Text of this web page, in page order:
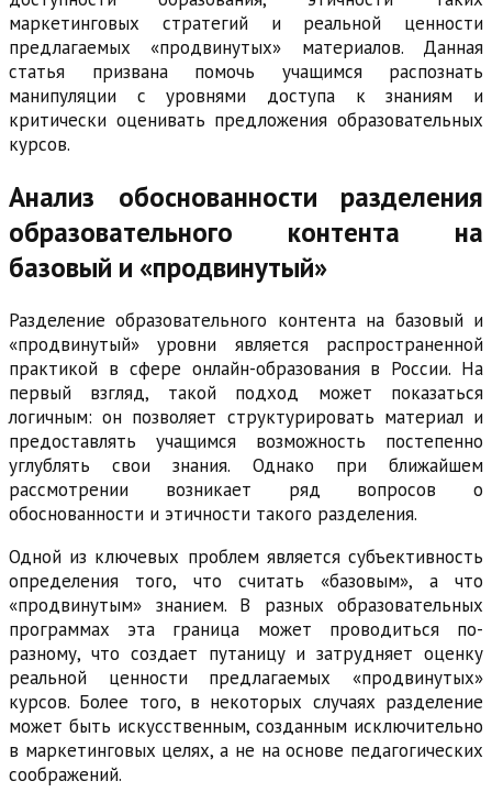
маркетинговых стратегий и реальной ценности
предлагаемых «продвинутых» материалов. Данная
статья призвана помочь учащимся распознать
манипуляции с уровнями доступа к знаниям и
критически оценивать предложения образовательных
курсов.
Анализ обоснованности разделения
образовательного контента на
базовый и «продвинутый»
Разделение образовательного контента на базовый и
«продвинутый» уровни является распространенной
практикой в сфере онлайн-образования в России. На
первый взгляд, такой подход может показаться
логичным: он позволяет структурировать материал и
предоставлять учащимся возможность постепенно
углублять свои знания. Однако при ближайшем
рассмотрении возникает ряд вопросов о
обоснованности и этичности такого разделения.
Одной из ключевых проблем является субъективность
определения того, что считать «базовым», а что
«продвинутым» знанием. В разных образовательных
программах эта граница может проводиться по-
разному, что создает путаницу и затрудняет оценку
реальной ценности предлагаемых «продвинутых»
курсов. Более того, в некоторых случаях разделение
может быть искусственным, созданным исключительно
в маркетинговых целях, а не на основе педагогических
соображений.